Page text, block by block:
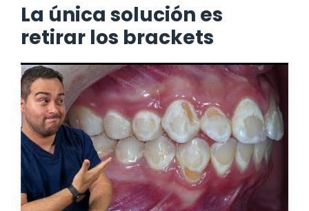
La única solución es
retirar los brackets